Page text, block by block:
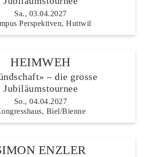
Sa., 03.04.2027
Perspektiven, Huttwil
HEIMWEH
– die grosse
Jubiläumstournee
So., 04.04.2027
Biel/Bienne
ENZLER